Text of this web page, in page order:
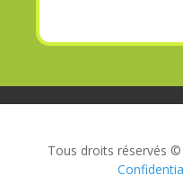
Tous droits réservés